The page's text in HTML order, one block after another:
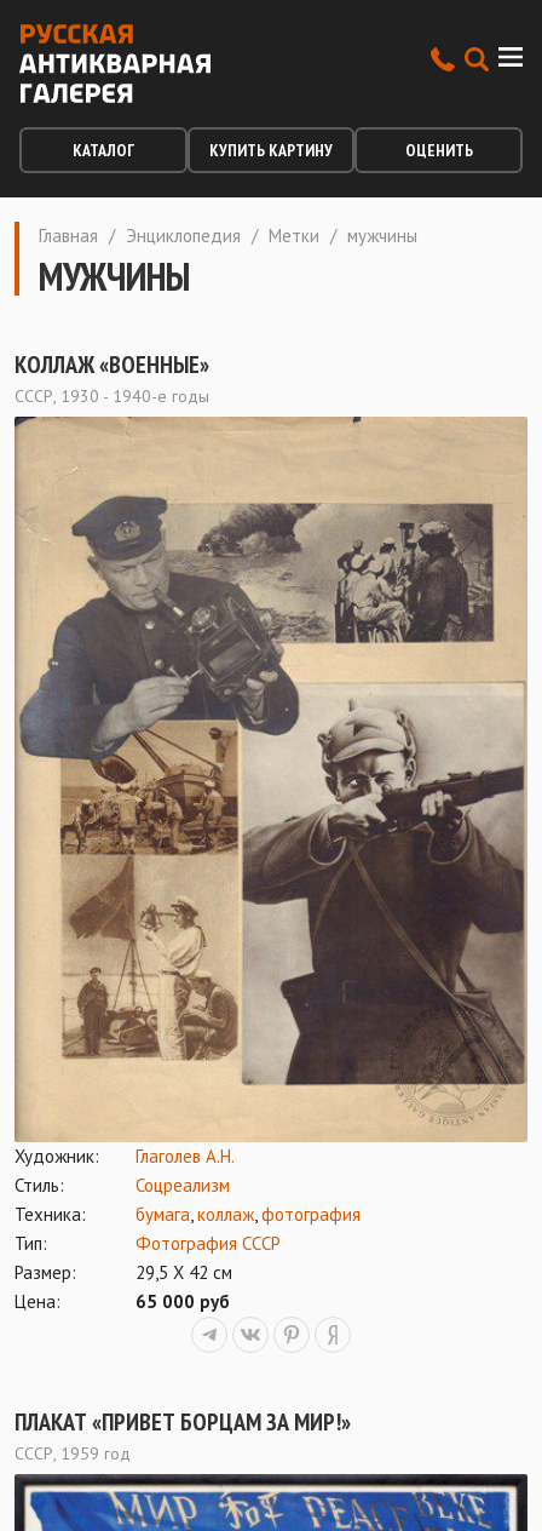
КАТАЛОГ КУПИТЬ КАРТИНУ ОЦЕНИТЬ
Главная / Энциклопедия / Метки / мужчины
МУЖЧИНЫ
КОЛЛАЖ «ВОЕННЫЕ»
СССР, 1930 - 1940-е годы
Художник:
Глаголев А.Н.
Стиль:
Соцреализм
Техника:
бумага,коллаж,фотография
Тип:
Фотография СССР
Размер:
29,5 Х 42 см
Цена:
65 000 руб
ПЛАКАТ «ПРИВЕТ БОРЦАМ ЗА МИР!»
СССР, 1959 год